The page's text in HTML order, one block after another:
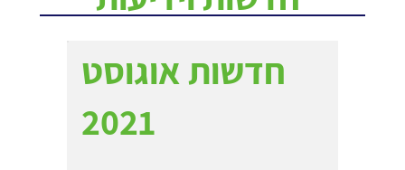
חדשות אוגוסט
2021